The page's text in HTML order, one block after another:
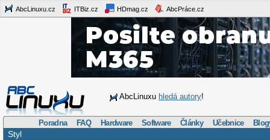
AbcLinuxu.cz ITBiz.cz HDmag.cz AbcPráce.cz
AbcLinuxu hledá autory!
Poradna FAQ Hardware Software Články Učebnice
Styl